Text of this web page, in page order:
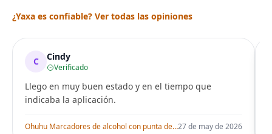
¿Yaxa es confiable? Ver todas las opiniones
C Cindy
Verificado
Llego en muy buen estado y en el tiempo que
indicaba la aplicación.
Ohuhu Marcadores de alcohol con punta de pincel – Juego de marcadores artísticos de doble punta con certificación AP para artistas adultos27 de may de 2026